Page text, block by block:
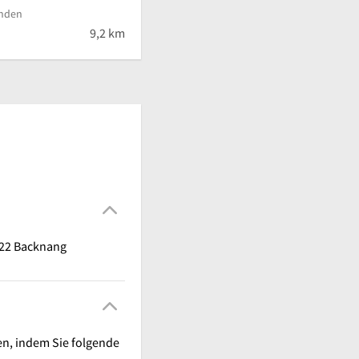
5 Sternen 9,2 km
Backnang
indem Sie folgende